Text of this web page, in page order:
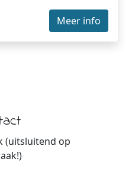
Meer info
(uitsluitend op